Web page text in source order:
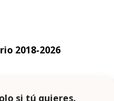
2018-2026